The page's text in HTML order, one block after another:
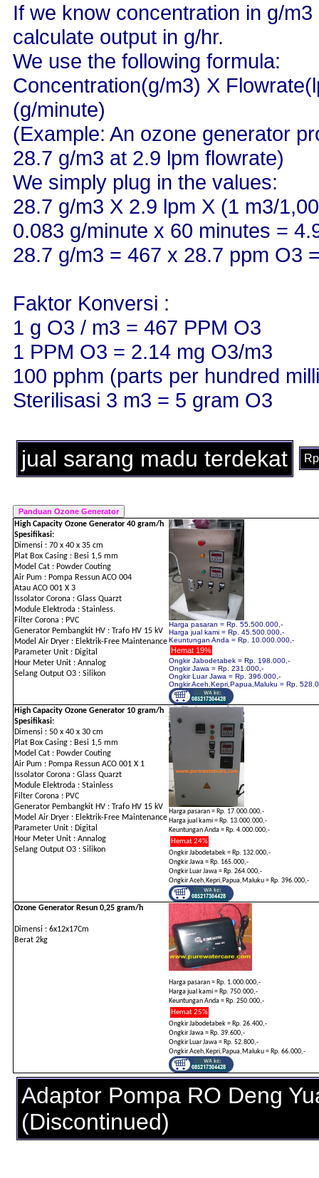
If we know concentration in g/
calculate output in g/hr.
We use the following formula:
Concentration(g/m3) X
(g/minute)
(Example: An ozone generator
28.7 g/m3 at 2.9 lpm flowrate)
We simply plug in the values:
28.7 g/m3 X 2.9 lpm X (1 m3/
0.083 g/minute x 60 minutes =
28.7 g/m3 = 467 x 28.7 ppm O3
Faktor Konversi :
1 g O3 / m3 = 467 PPM O3
1 PPM O3 = 2.14 mg O3/m3
100 pphm (parts per hundred
Sterilisasi 3 m3 = 5 gram O3
jual sarang madu terdekat
High Capacity Ozone Generator 40 gram/h
Spesifikasi:
Dimensi : 70 x 40 x 35 cm
Plat Box Casing : Besi 1,5 mm
Model Cat : Powder Couting
Air Pum : Pompa Ressun ACO 004
Atau ACO 001 X 3
Issolator Corona : Glass Quarzt
Module Elektroda : Stainless.
Filter Corona : PVC
Generator Pembangkit HV : Trafo HV 15 kV
Model Air Dryer : Elektrik-Free Maintenance
Parameter Unit : Digital
Hour Meter Unit : Annalog
Selang Output O3 : Silikon
Harga pasaran = Rp. 55.500.000,-
Harga jual kami = Rp. 45.500.000,-
Keuntungan Anda = Rp. 10.000.000,-
Hemat 19%
Ongkir Jabodetabek = Rp. 198.000,-
Ongkir Jawa = Rp. 231.000,-
Ongkir Luar Jawa = Rp. 396.000,-
Ongkir Aceh,Kepri,Papua,Maluku = Rp.
High Capacity Ozone Generator 10 gram/h
Spesifikasi:
Dimensi : 50 x 40 x 30 cm
Plat Box Casing : Besi 1,5 mm
Model Cat : Powder Couting
Air Pum : Pompa Ressun ACO 001 X 1
Issolator Corona : Glass Quarzt
Module Elektroda : Stainless
Filter Corona : PVC
Generator Pembangkit HV : Trafo HV 15 kV
Model Air Dryer : Elektrik-Free Maintenance
Parameter Unit : Digital
Hour Meter Unit : Annalog
Selang Output O3 : Silikon
Harga pasaran = Rp. 17.000.000,-
Harga jual kami = Rp. 13.000.000,-
Keuntungan Anda = Rp. 4.000.000,-
Hemat 24%
Ongkir Jabodetabek = Rp. 132.000,-
Ongkir Jawa = Rp. 165.000,-
Ongkir Luar Jawa = Rp. 264.000,-
Ongkir Aceh,Kepri,Papua,Maluku = Rp. 396.000,-
Ozone Generator Resun 0,25 gram/h
Dimensi : 6x12x17Cm
Berat 2kg
Harga pasaran = Rp. 1.000.000,-
Harga jual kami = Rp. 750.000,-
Keuntungan Anda = Rp. 250.000,-
Hemat 25%
Ongkir Jabodetabek = Rp. 26.400,-
Ongkir Jawa = Rp. 39.600,-
Ongkir Luar Jawa = Rp. 52.800,-
Ongkir Aceh,Kepri,Papua,Maluku = Rp. 66.000,-
Adaptor Pompa RO Deng
(Discontinued)